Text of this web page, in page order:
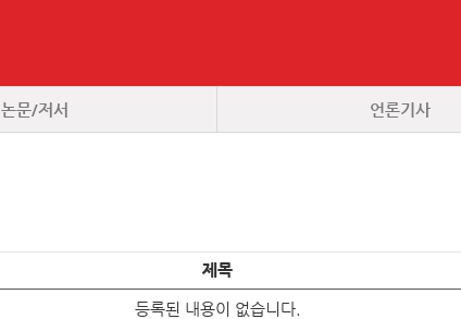
논문/저서 언론기사
제목
등록된 내용이 없습니다.